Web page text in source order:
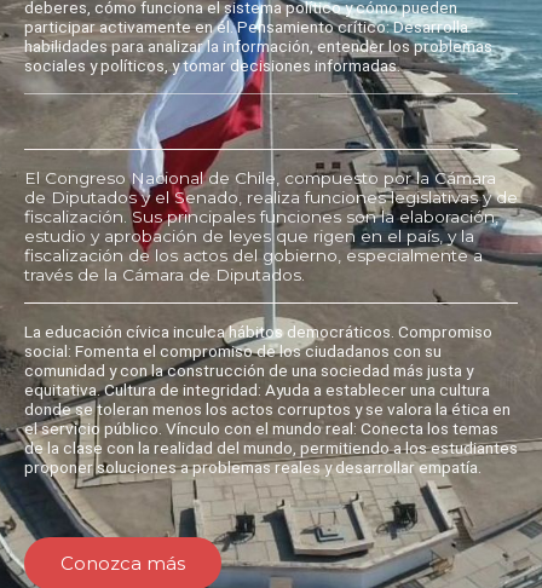
deberes, cómo funciona el sistema político y cómo pueden
participar activamente en él. Pensamiento crítico: Desarrolla
habilidades para analizar la información, entender los problemas
sociales y políticos, y tomar decisiones informadas.
El Congreso Nacional de Chile, compuesto por la Cámara
de Diputados y el Senado, realiza funciones legislativas y de
fiscalización. Sus principales funciones son la elaboración,
estudio y aprobación de leyes que rigen en el país, y la
fiscalización de los actos del gobierno, especialmente a
través de la Cámara de Diputados.
La educación cívica inculca hábitos democráticos. Compromiso
social: Fomenta el compromiso de los ciudadanos con su
comunidad y con la construcción de una sociedad más justa y
equitativa. Cultura de integridad: Ayuda a establecer una cultura
donde se toleran menos los actos corruptos y se valora la ética en
el servicio público. Vínculo con el mundo real: Conecta los temas
de la clase con la realidad del mundo, permitiendo a los estudiantes
proponer soluciones a problemas reales y desarrollar empatía.
Conozca más